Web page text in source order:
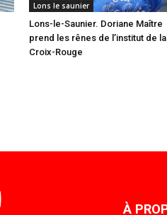
Lons le saunier
Lons-le-Saunier. Doriane Maître
prend les rênes de l’institut de la
Croix-Rouge